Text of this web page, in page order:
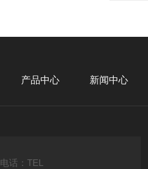
产品中心 新闻中心
电话：TEL